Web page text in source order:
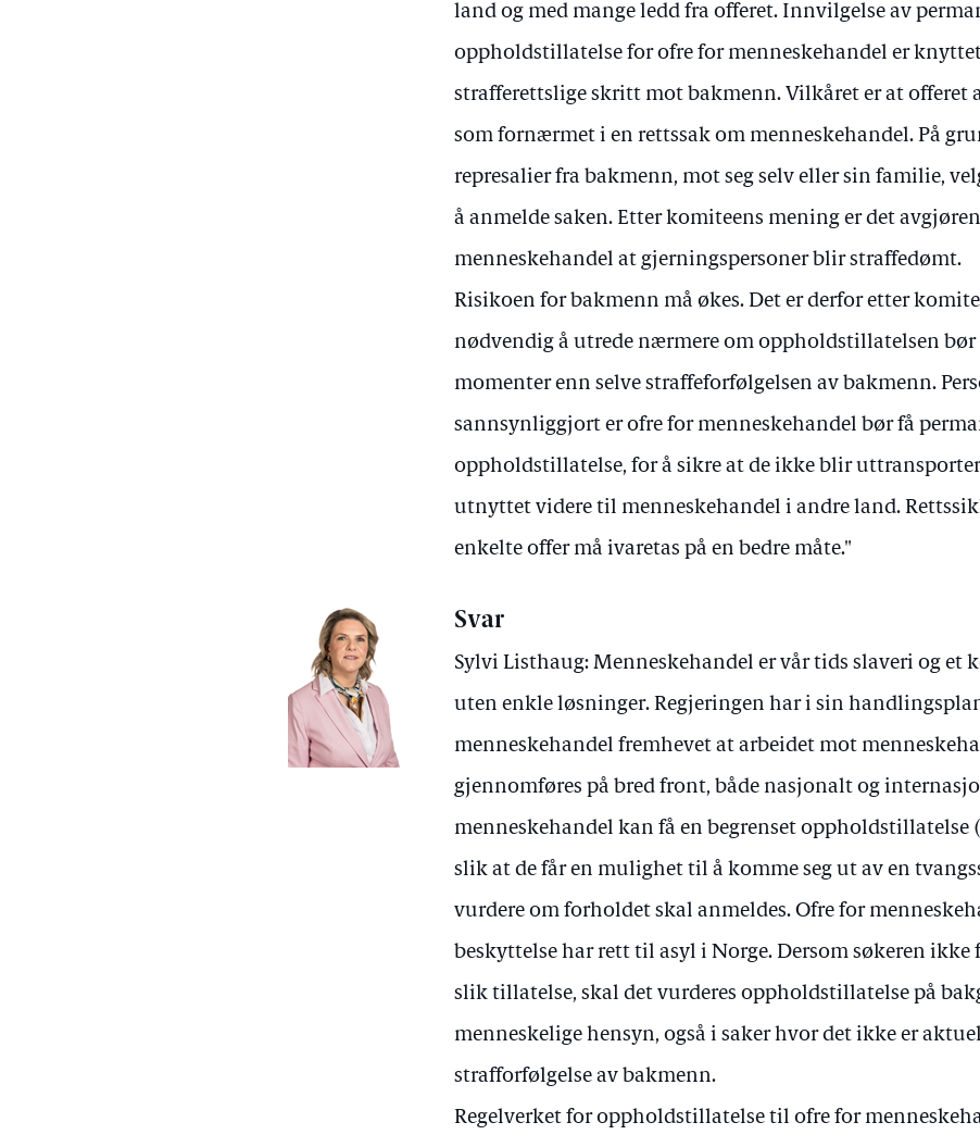
land og med mange ledd fra offeret. Innvilgelse av
oppholdstillatelse for ofre for menneskehandel er
strafferettslige skritt mot bakmenn. Vilkåret er at
som fornærmet i en rettssak om menneskehandel. På
represalier fra bakmenn, mot seg selv eller sin familie,
å anmelde saken. Etter komiteens mening er det
menneskehandel at gjerningspersoner blir straffedømt.
Risikoen for bakmenn må økes. Det er derfor etter
nødvendig å utrede nærmere om oppholdstillatelsen
momenter enn selve straffeforfølgelsen av bakmenn.
sannsynliggjort er ofre for menneskehandel bør få
oppholdstillatelse, for å sikre at de ikke blir
utnyttet videre til menneskehandel i andre land.
enkelte offer må ivaretas på en bedre måte."
Svar
Sylvi Listhaug: Menneskehandel er vår tids slaveri og et
uten enkle løsninger. Regjeringen har i sin
menneskehandel fremhevet at arbeidet mot
gjennomføres på bred front, både nasjonalt og
menneskehandel kan få en begrenset oppholdstillatelse
slik at de får en mulighet til å komme seg ut av en
vurdere om forholdet skal anmeldes. Ofre for
beskyttelse har rett til asyl i Norge. Dersom søkeren
slik tillatelse, skal det vurderes oppholdstillatelse på
menneskelige hensyn, også i saker hvor det ikke er
strafforfølgelse av bakmenn.
Regelverket for oppholdstillatelse til ofre for